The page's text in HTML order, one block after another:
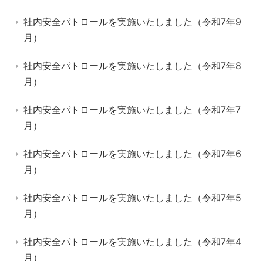
社内安全パトロールを実施いたしました（令和7年9
月）
社内安全パトロールを実施いたしました（令和7年8
月）
社内安全パトロールを実施いたしました（令和7年7
月）
社内安全パトロールを実施いたしました（令和7年6
月）
社内安全パトロールを実施いたしました（令和7年5
月）
社内安全パトロールを実施いたしました（令和7年4
月）